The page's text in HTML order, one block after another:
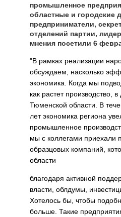
промышленное
областные и городские
предприниматели,
отделений партии,
мнения посетили 6
"В рамках реализации
обсуждаем, насколько
экономика. Когда мы
как растет производство,
Тюменской области. В
лет экономика региона
промышленное
мы с коллегами приехали
образцовых компаний,
области
благодаря активной
власти, облдумы,
Хотелось бы, чтобы
больше. Такие